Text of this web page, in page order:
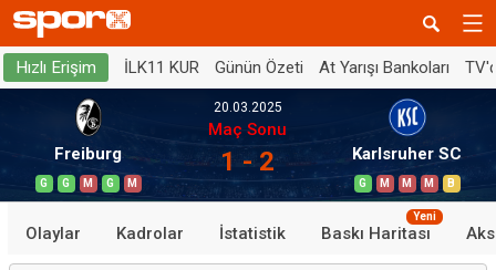
Hızlı Erişim İLK11 KUR Günün Özeti At Yarışı Bankoları
Freiburg
G G M G M
20.03.2025
Maç Sonu
1 - 2 Karlsruher SC
G M M M B
Olaylar Kadrolar İstatistik Baskı Haritası
Yeni